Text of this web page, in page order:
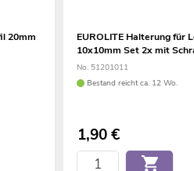
20mm
EUROLITE Halterung für
10x10mm Set 2x mit
No. 51201011
Bestand reicht ca. 12 Wo.
1,90€